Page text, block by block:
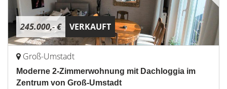
245.000,- € VERKAUFT
Groß-Umstadt
Moderne 2-Zimmerwohnung mit Dachloggia im
Zentrum von Groß-Umstadt